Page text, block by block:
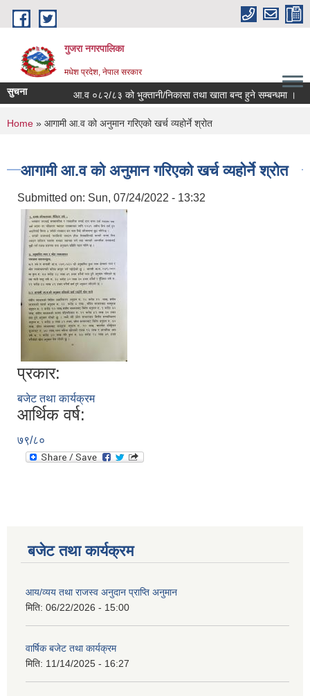
Skip to main content
गुजरा नगरपालिका
मधेश प्रदेश, नेपाल सरकार
सुचना आ.व ०८२/८३ को भु्क्तानी/निकासा तथा खाता बन्द हुने सम्बन्धमा ।
You are here
Home » आगामी आ.व को अनुमान गरिएको खर्च व्यहोर्ने श्रोत
आगामी आ.व को अनुमान गरिएको खर्च व्यहोर्ने श्रोत
Submitted on: Sun, 07/24/2022 - 13:32
प्रकार:
बजेट तथा कार्यक्रम
आर्थिक वर्ष:
७९/८०
बजेट तथा कार्यक्रम
आय/व्यय तथा राजस्व अनुदान प्राप्ति अनुमान
मिति: 06/22/2026 - 15:00
वार्षिक बजेट तथा कार्यक्रम
मिति: 11/14/2025 - 16:27